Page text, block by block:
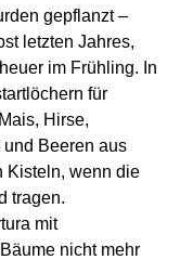
gepflanzt –
letzten Jahres,
im Frühling. In
für
Hirse,
Beeren aus
Kisteln, wenn die
tragen.
mit
nicht mehr